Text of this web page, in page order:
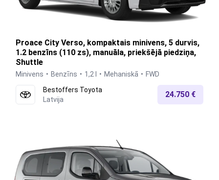
Proace City Verso, kompaktais minivens, 5 durvis,
1.2 benzīns (110 zs), manuāla, priekšējā piedziņa,
Shuttle
Minivens Benzīns 1,2 l Mehaniskā
FWD
Bestoffers Toyota
Latvija
24.750 €